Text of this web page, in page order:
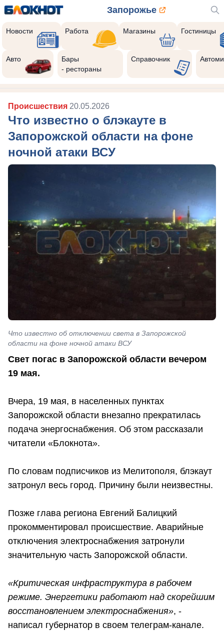
Запорожье
Новости Работа Магазины Гостиницы
Авто
Бары
- рестораны
Справочник
Происшествия 20.05.2026
Что известно о блэкауте в
Запорожской области на фоне
ночной атаки ВСУ
Что известно об отключении света в Запорожской
области на фоне ночной атаки ВСУ
Свет погас в Запорожской области вечером
19 мая.
Вчера, 19 мая, в населенных пунктах
Запорожской области внезапно прекратилась
подача энергоснабжения. Об этом рассказали
читатели «Блокнота».
По словам подписчиков из Мелитополя, блэкаут
затронул весь город. Причину были неизвестны.
Позже глава региона Евгений Балицкий
прокомментировал происшествие. Аварийные
отключения электроснабжения затронули
значительную часть Запорожской области.
«Критическая инфраструктура в рабочем
режиме. Энергетики работают над скорейшим
восстановлением электроснабжения», -
написал губернатор в своем телеграм-канале.